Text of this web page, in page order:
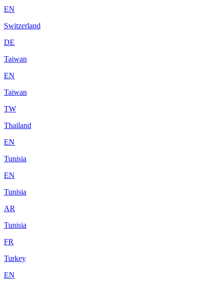
EN
Switzerland
DE
Taiwan
EN
Taiwan
TW
Thailand
EN
Tunisia
EN
Tunisia
AR
Tunisia
FR
Turkey
EN